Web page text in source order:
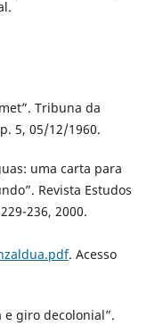
Tribuna da
5, 05/12/1960.
uma carta para
Revista Estudos
236, 2000.
. Acesso
e giro decolonial”.